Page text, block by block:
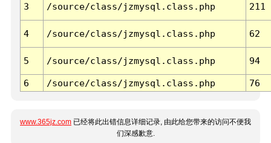
3 /source/class/jzmysql.class.php 211
4 /source/class/jzmysql.class.php 62
5 /source/class/jzmysql.class.php 94
6 /source/class/jzmysql.class.php 76
www.365jz.com 已经将此出错信息详细记录, 由此给您带来的访问不便我
们深感歉意.